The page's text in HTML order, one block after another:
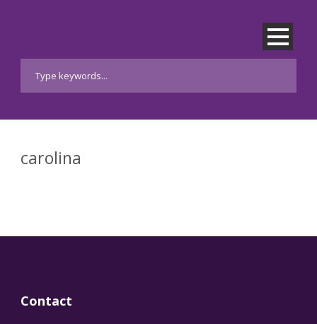
carolina
Contact